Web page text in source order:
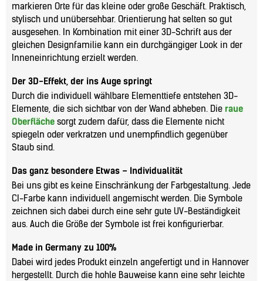
markieren Orte für das kleine oder große Geschäft. Praktisch,
stylisch und unübersehbar. Orientierung hat selten so gut
ausgesehen. In Kombination mit einer 3D-Schrift aus der
gleichen Designfamilie kann ein durchgängiger Look in der
Inneneinrichtung erzielt werden.
Der 3D-Effekt, der ins Auge springt
Durch die individuell wählbare Elementtiefe entstehen 3D-
Elemente, die sich sichtbar von der Wand abheben. Die raue
Oberfläche sorgt zudem dafür, dass die Elemente nicht
spiegeln oder verkratzen und unempfindlich gegenüber
Staub sind.
Das ganz besondere Etwas – Individualität
Bei uns gibt es keine Einschränkung der Farbgestaltung. Jede
CI-Farbe kann individuell angemischt werden. Die Symbole
zeichnen sich dabei durch eine sehr gute UV-Beständigkeit
aus. Auch die Größe der Symbole ist frei konfigurierbar.
Made in Germany zu 100%
Dabei wird jedes Produkt einzeln angefertigt und in Hannover
hergestellt. Durch die hohle Bauweise kann eine sehr leichte